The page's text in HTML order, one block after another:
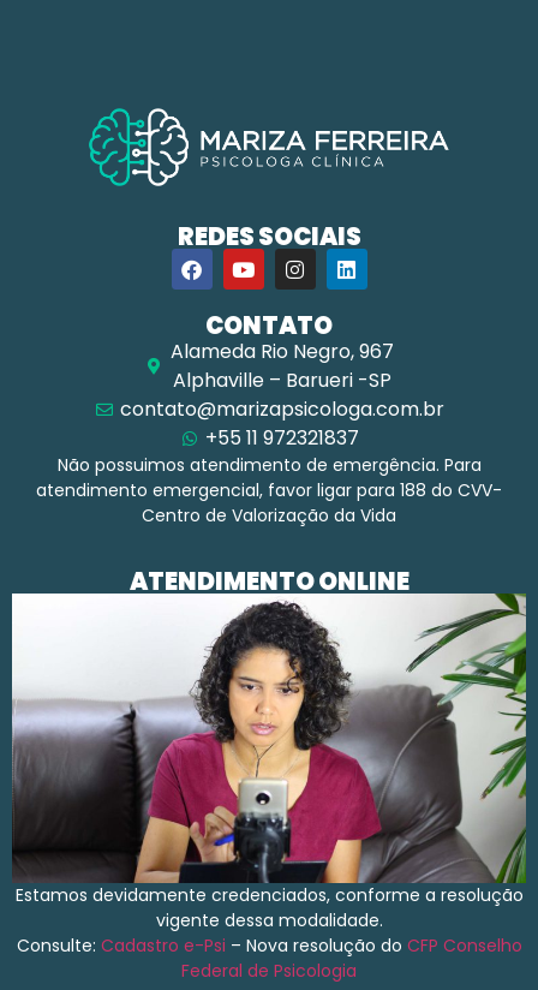
REDES SOCIAIS
CONTATO
Alameda Rio Negro, 967
Alphaville – Barueri -SP
contato@marizapsicologa.com.br
+55 11 972321837
Não possuimos atendimento de emergência. Para
atendimento emergencial, favor ligar para 188 do CVV-
Centro de Valorização da Vida
ATENDIMENTO ONLINE
Estamos devidamente credenciados, conforme a resolução
vigente dessa modalidade.
Consulte: Cadastro e-Psi – Nova resolução do CFP Conselho
Federal de Psicologia